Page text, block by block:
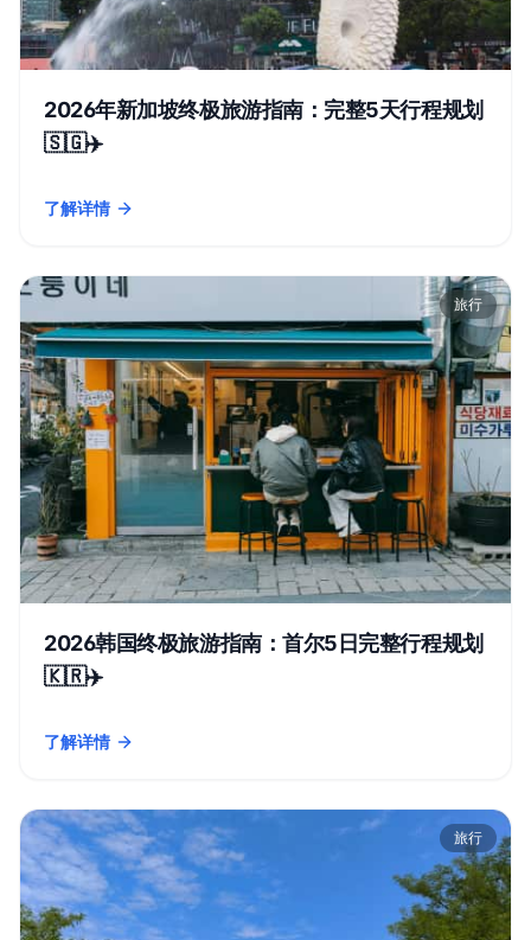
2026年新加坡终极旅游指南：完整5天行程规划
🇸🇬✈️
了解详情
- 2026年新加坡终极旅游指南：完整5天行程规划 🇸🇬✈️
旅行
2026韩国终极旅游指南：首尔5日完整行程规划
🇰🇷✈️
了解详情
- 2026韩国终极旅游指南：首尔5日完整行程规划 🇰🇷✈️
旅行